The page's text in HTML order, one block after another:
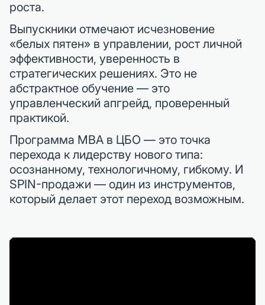
роста.
Выпускники отмечают исчезновение
«белых пятен» в управлении, рост личной
эффективности, уверенность в
стратегических решениях. Это не
абстрактное обучение — это
управленческий апгрейд, проверенный
практикой.
Программа MBA в ЦБО — это точка
перехода к лидерству нового типа:
осознанному, технологичному, гибкому. И
SPIN-продажи — один из инструментов,
который делает этот переход возможным.